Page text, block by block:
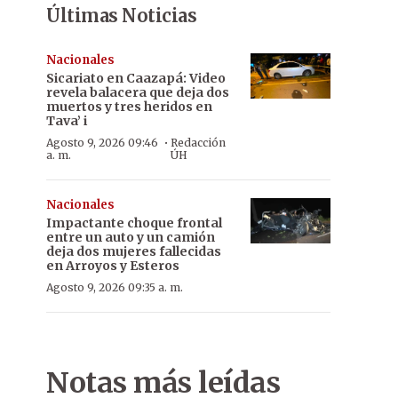
Últimas Noticias
Nacionales
Sicariato en Caazapá: Video
revela balacera que deja dos
muertos y tres heridos en
Tava’ i
Agosto 9, 2026 09:46
a. m.
·Redacción
ÚH
Nacionales
Impactante choque frontal
entre un auto y un camión
deja dos mujeres fallecidas
en Arroyos y Esteros
Agosto 9, 2026 09:35 a. m.
Notas más leídas